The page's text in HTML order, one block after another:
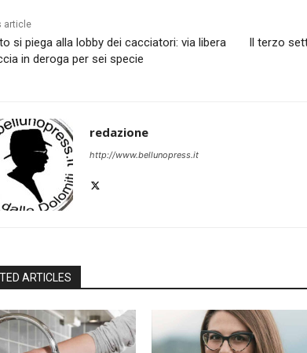
article
si piega alla lobby dei cacciatori: via libera
in deroga per sei specie
Il terzo
redazione
http://www.bellunopress.it
ARTICLES